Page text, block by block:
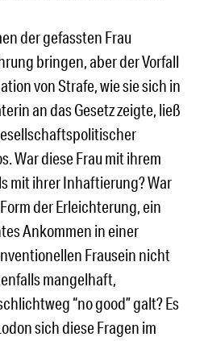
der gefassten Frau
bringen, aber der Vorfall
von Strafe, wie sie sich in
an das Gesetz zeigte, ließ
War diese Frau mit ihrem
mit ihrer Inhaftierung? War
der Erleichterung, ein
Ankommen in einer
Frausein nicht
mangelhaft,
“no good” galt? Es
sich diese Fragen im